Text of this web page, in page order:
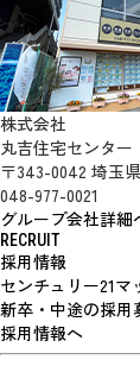
株式会社
丸吉住宅センター
〒343-0042 埼玉
048-977-0021
グループ会社詳細
RECRUIT
採用情報
センチュリー21マ
新卒・中途の採用
採用情報へ